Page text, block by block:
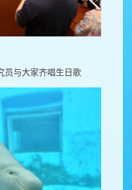
员与大家齐唱生日歌